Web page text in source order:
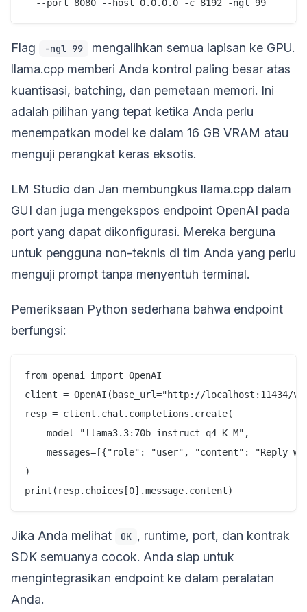
Flag -ngl 99
mengalihkan semua lapisan ke GPU.
llama.cpp memberi Anda kontrol paling besar atas
kuantisasi, batching, dan pemetaan memori. Ini
adalah pilihan yang tepat ketika Anda perlu
menempatkan model ke dalam 16 GB VRAM atau
menguji perangkat keras eksotis.
LM Studio dan Jan membungkus llama.cpp dalam
GUI dan juga mengekspos endpoint OpenAI pada
port yang dapat dikonfigurasi. Mereka berguna
untuk pengguna non-teknis di tim Anda yang perlu
menguji prompt tanpa menyentuh terminal.
Pemeriksaan Python sederhana bahwa endpoint
berfungsi:
from openai import OpenAI
client = OpenAI(base_url="http://localhost:11434/
resp = client.chat.completions.create(
    model="llama3.3:70b-instruct-q4_K_M",
messages=[{"role": "user", "content": "Reply
)
Jika Anda melihat OK , runtime, port, dan kontrak
SDK semuanya cocok. Anda siap untuk
mengintegrasikan endpoint ke dalam peralatan
Anda.